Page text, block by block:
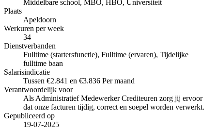
Middelbare school, MBO, HBO, Universiteit
Plaats
Apeldoorn
Werkuren per week
34
Dienstverbanden
Fulltime (startersfunctie), Fulltime (ervaren), Tijdelijke
fulltime baan
Salarisindicatie
Tussen €2.841 en €3.836 Per maand
Verantwoordelijk voor
Als Administratief Medewerker Crediteuren zorg jij ervoor
dat onze facturen tijdig, correct en soepel worden verwerkt.
Gepubliceerd op
19-07-2025